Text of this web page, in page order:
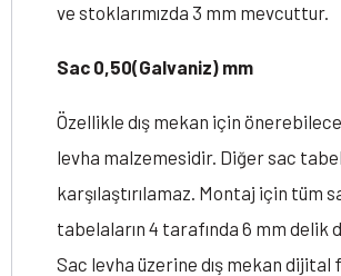
ve stoklarımızda 3 mm mevcuttur.
Sac 0,50(Galvaniz) mm
Özellikle dış mekan için
levha malzemesidir. Diğer sac
karşılaştırılamaz. Montaj için tüm
tabelaların 4 tarafında 6 mm delik
Sac levha üzerine dış mekan dijital